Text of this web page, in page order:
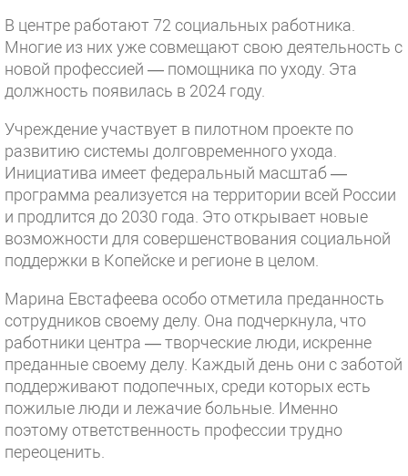
В центре работают 72 социальных работника.
Многие из них уже совмещают свою деятельность с
новой профессией — помощника по уходу. Эта
должность появилась в 2024 году.
Учреждение участвует в пилотном проекте по
развитию системы долговременного ухода.
Инициатива имеет федеральный масштаб —
программа реализуется на территории всей России
и продлится до 2030 года. Это открывает новые
возможности для совершенствования социальной
поддержки в Копейске и регионе в целом.
Марина Евстафеева особо отметила преданность
сотрудников своему делу. Она подчеркнула, что
работники центра — творческие люди, искренне
преданные своему делу. Каждый день они с заботой
поддерживают подопечных, среди которых есть
пожилые люди и лежачие больные. Именно
поэтому ответственность профессии трудно
переоценить.